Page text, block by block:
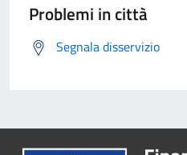
Problemi in città
Segnala disservizio